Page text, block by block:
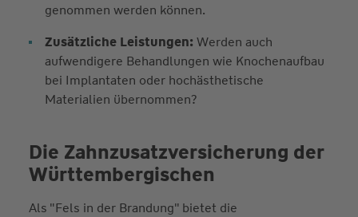
genommen werden können.
Zusätzliche Leistungen: Werden auch
aufwendigere Behandlungen wie Knochenaufbau
bei Implantaten oder hochästhetische
Materialien übernommen?
Die Zahnzusatzversicherung der
Württembergischen
Als "Fels in der Brandung" bietet die